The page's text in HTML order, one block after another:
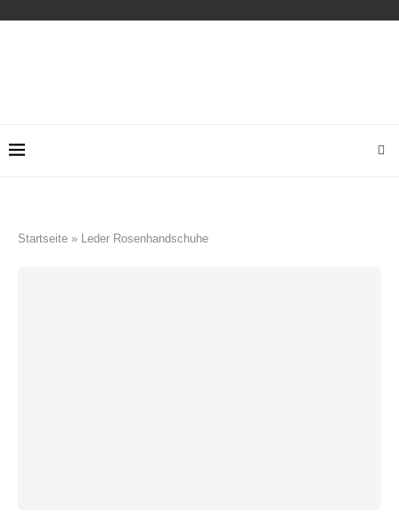
Startseite » Leder Rosenhandschuhe